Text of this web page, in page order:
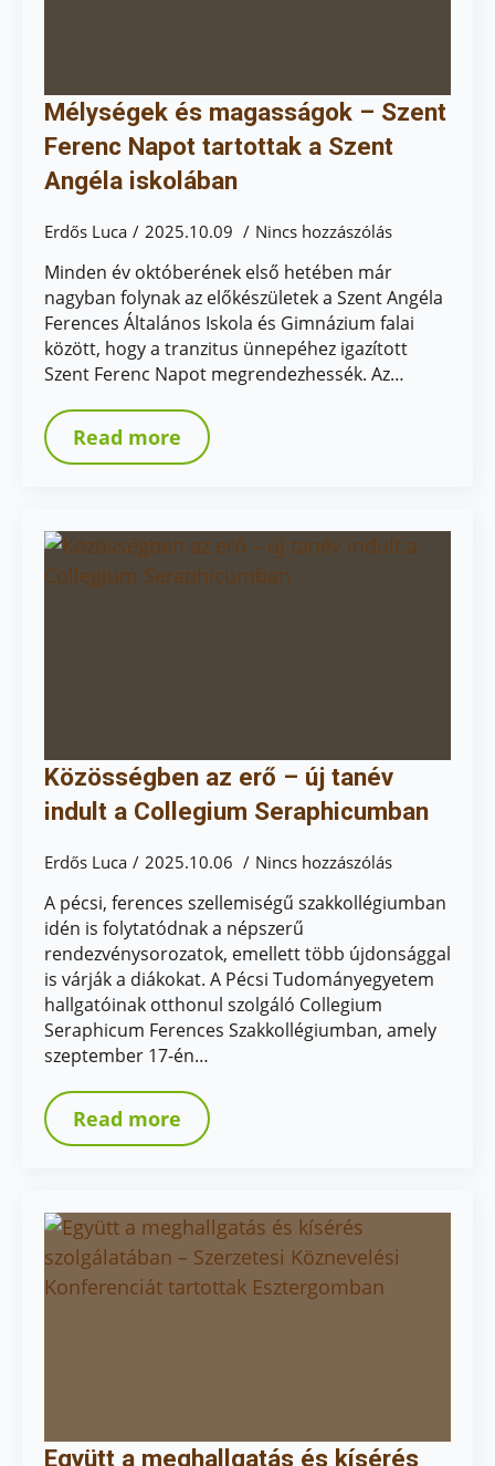
Mélységek és magasságok – Szent
Ferenc Napot tartottak a Szent
Angéla iskolában
Erdős Luca 2025.10.09 Nincs hozzászólás
Minden év októberének első hetében már
nagyban folynak az előkészületek a Szent Angéla
Ferences Általános Iskola és Gimnázium falai
között, hogy a tranzitus ünnepéhez igazított
Szent Ferenc Napot megrendezhessék. Az…
Read more
Közösségben az erő – új tanév
indult a Collegium Seraphicumban
Erdős Luca 2025.10.06 Nincs hozzászólás
A pécsi, ferences szellemiségű szakkollégiumban
idén is folytatódnak a népszerű
rendezvénysorozatok, emellett több újdonsággal
is várják a diákokat. A Pécsi Tudományegyetem
hallgatóinak otthonul szolgáló Collegium
Seraphicum Ferences Szakkollégiumban, amely
szeptember 17-én…
Read more
Együtt a meghallgatás és kísérés